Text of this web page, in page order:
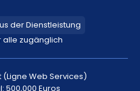
der Dienstleistung
alle zugänglich
(Ligne Web Services)
500,000 Euros